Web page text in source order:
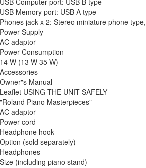
USB Memory port: USB A type
Phones jack x 2: Stereo miniature phone
Power Supply
AC adaptor
Power Consumption
14 W (13 W 35 W)
Accessories
Owner"s Manual
Leaflet USING THE UNIT SAFELY
"Roland Piano Masterpieces"
AC adaptor
Power cord
Headphone hook
Option (sold separately)
Headphones
Size (including piano stand)